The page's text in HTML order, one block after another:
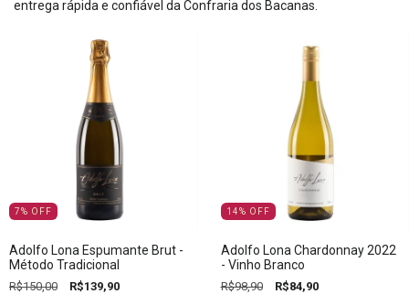
entrega rápida e confiável da Confraria dos Bacanas.
7% OFF
Adolfo Lona Espumante Brut -
Método Tradicional
R$150,00 R$139,90
14% OFF
Adolfo Lona Chardonnay 2022
- Vinho Branco
R$98,90 R$84,90